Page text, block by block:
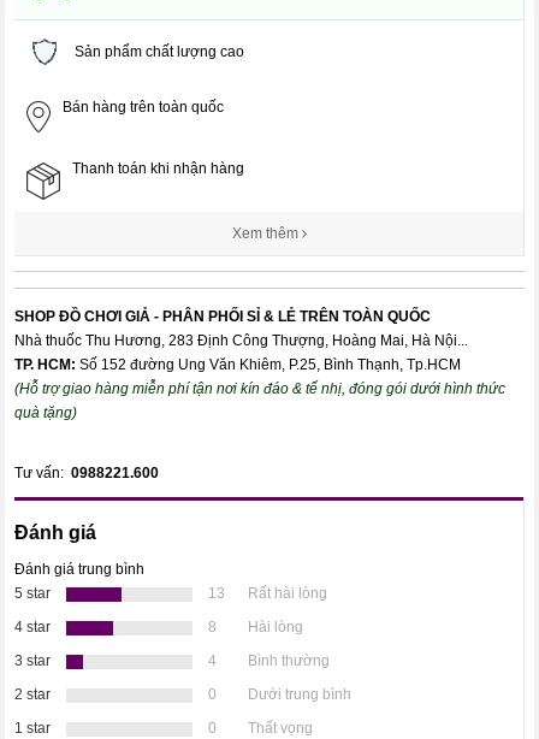
Sản phẩm chất lượng cao
Bán hàng trên toàn quốc
Thanh toán khi nhận hàng
Xem thêm
SHOP ĐỒ CHƠI GIẢ - PHÂN PHỐI SỈ & LẺ TRÊN TOÀN QUỐC
Nhà thuốc Thu Hương, 283 Định Công Thượng, Hoàng Mai, Hà Nội...
TP. HCM: Số 152 đường Ung Văn Khiêm, P.25, Bình Thạnh, Tp.HCM
(Hỗ trợ giao hàng miễn phí tận nơi kín đáo & tế nhị, đóng gói dưới hình thức
quà tặng)
Tư vấn:0988221.600
Đánh giá
Đánh giá trung bình
5 star
13
Rất hài lòng
4 star
8
Hài lòng
3 star
4
Bình thường
2 star
0
Dưới trung bình
1 star
0 Thất vọng